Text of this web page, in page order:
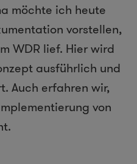
möchte ich heute
vorstellen,
WDR lief. Hier wird
ausführlich und
Auch erfahren wir,
von